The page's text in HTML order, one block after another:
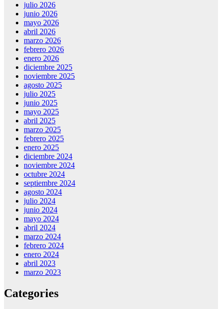
julio 2026
junio 2026
mayo 2026
abril 2026
marzo 2026
febrero 2026
enero 2026
diciembre 2025
noviembre 2025
agosto 2025
julio 2025
junio 2025
mayo 2025
abril 2025
marzo 2025
febrero 2025
enero 2025
diciembre 2024
noviembre 2024
octubre 2024
septiembre 2024
agosto 2024
julio 2024
junio 2024
mayo 2024
abril 2024
marzo 2024
febrero 2024
enero 2024
abril 2023
marzo 2023
Categories